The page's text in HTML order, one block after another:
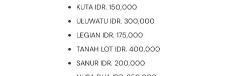
KUTA IDR. 150,000
ULUWATU IDR. 300,000
LEGIAN IDR. 175,000
TANAH LOT IDR. 400,000
SANUR IDR. 200,000